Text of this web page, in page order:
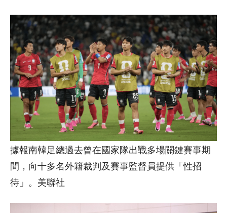
據報南韓足總過去曾在國家隊出戰多場關鍵賽事期
間，向十多名外籍裁判及賽事監督員提供「性招
待」。美聯社